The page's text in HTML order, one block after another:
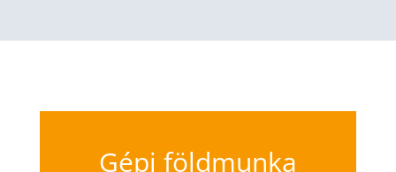
Gépi földmunka